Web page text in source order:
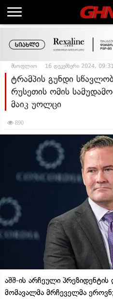
მსოფლიო 16 დეკემბერი 2024, 09:31
ტრამპის გუნდი
რუსეთის ომის
მაიკ უოლცი
890
აშშ-ის არჩეული
მომავალმა მრჩეველმა